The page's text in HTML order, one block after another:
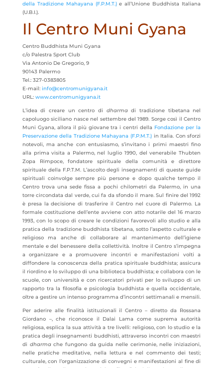
della Tradizione Mahayana (F.P.M.T.)e all’Unione Buddhista Italiana
(U.B.I.).
Il Centro Muni Gyana
Centro Buddhista Muni Gyana
c/o Palestra Sport Club
Via Antonio De Gregorio, 9
90143 Palermo
Tel.: 327-0383805
E-mail: info@centromunigyana.it
URL: www.centromunigyana.it
L’idea di creare un centro di dharmadi tradizione tibetana nel
capoluogo siciliano nasce nel settembre del 1989. Sorge così il Centro
Muni Gyana, allora il più giovane tra i centri della Fondazione per la
Preservazione della Tradizione Mahayana (F.P.M.T.) in Italia. Con sforzi
notevoli, ma anche con entusiasmo, s’invitano i primi maestri fino
alla prima visita a Palermo, nel luglio 1990, del venerabile Thubten
Zopa Rimpoce, fondatore spirituale della comunità e direttore
spirituale della F.P.T.M. L’ascolto degli insegnamenti di queste guide
spirituali coinvolge sempre più persone e dopo qualche tempo il
Centro trova una sede fissa a pochi chilometri da Palermo, in una
torre circondata dal verde, cui fa da sfondo il mare. Sul finire del 1992
è presa la decisione di trasferire il Centro nel cuore di Palermo. La
formale costituzione dell’ente avviene con atto notarile del 16 marzo
1993, con lo scopo di creare le condizioni favorevoli allo studio e alla
pratica della tradizione buddhista tibetana, sotto l’aspetto culturale e
religioso ma anche di collaborare al mantenimento dell’igiene
mentale e del benessere della collettività. Inoltre il Centro s’impegna
a organizzare e a promuovere incontri e manifestazioni volti a
diffondere la conoscenza della pratica spirituale buddhista; assicura
il riordino e lo sviluppo di una biblioteca buddhista; e collabora con le
scuole, con università e con ricercatori privati per lo sviluppo di un
rapporto tra la filosofia e psicologia buddhista e quella occidentale,
oltre a gestire un intenso programma d’incontri settimanali e mensili.
Per aderire alle finalità istituzionali il Centro – diretto da Rossana
Giordano –, che riconosce il Dalai Lama come suprema autorità
religiosa, esplica la sua attività a tre livelli: religioso, con lo studio e la
pratica degli insegnamenti buddhisti, attraverso incontri con maestri
di dharmache fungono da guida nelle cerimonie, nelle iniziazioni,
nelle pratiche meditative, nella lettura e nel commento dei testi;
culturale, con l’organizzazione di convegni e manifestazioni al fine di